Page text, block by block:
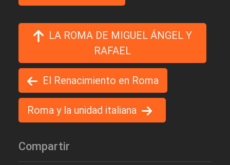
LA ROMA DE MIGUEL ÁNGEL Y
RAFAEL
El Renacimiento en Roma
Roma y la unidad italiana
Compartir